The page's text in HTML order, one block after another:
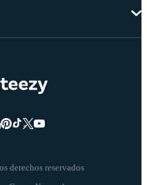
derechos reservados